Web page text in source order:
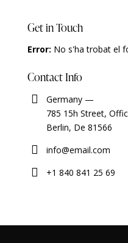
Get in Touch
Error: No s'ha trobat el
Contact Info
Germany —
785 15h Street,
Berlin, De 81566
info@email.com
+1 840 841 25 69